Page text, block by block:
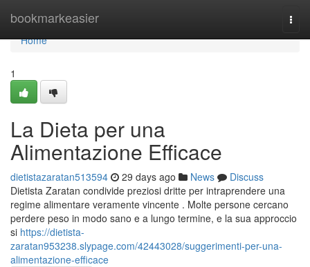
bookmarkeasier
Home
Home
1
La Dieta per una
Alimentazione Efficace
dietistazaratan513594 29 days ago News
Discuss
Dietista Zaratan condivide preziosi dritte per intraprendere una
regime alimentare veramente vincente . Molte persone cercano
perdere peso in modo sano e a lungo termine, e la sua approccio
si https://dietista-
zaratan953238.slypage.com/42443028/suggerimenti-per-una-
alimentazione-efficace